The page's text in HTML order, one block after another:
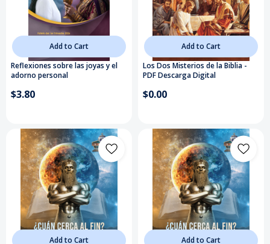
Add to Cart
Reflexiones sobre las joyas y el
adorno personal
$3.80
Add to Cart
Los Dos Misterios de la Biblia -
PDF Descarga Digital
$0.00
Add to Cart
Add to Cart